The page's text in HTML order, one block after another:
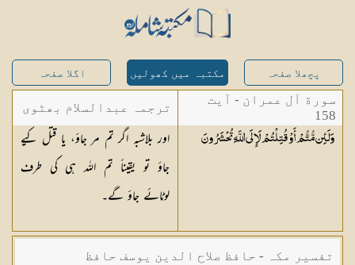
پچھلا صفحہ مکتبہ میں کھولیں اگلا صفحہ
سورة آل عمران - آیت
158
وَلَئِن مُّتُّمْ أَوْ قُتِلْتُمْ لَإِلَى اللَّهِتُحْشَرُونَ
ترجمہ عبدالسلام بھٹوی
- عبدالسلام بن محمد
اور بلاشبہ اگر تم مر جاؤ، یا قتل کیے
جاؤ تو یقیناً تم اللہ ہی کی طرف
لوٹائے جاؤ گے۔
تفسیر مکہ - حافظ صلاح الدین یوسف حافظ